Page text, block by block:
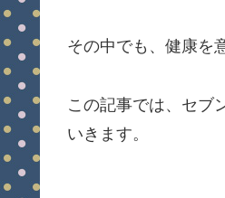
その中でも、健康を
この記事では、セブ
いきます。